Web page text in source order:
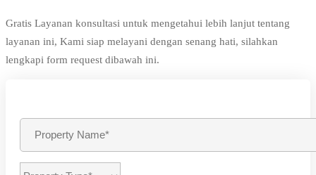
Gratis Layanan konsultasi untuk mengetahui lebih lanjut tentang
layanan ini, Kami siap melayani dengan senang hati, silahkan
lengkapi form request dibawah ini.